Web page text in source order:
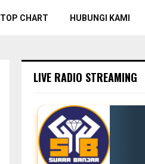
TOP CHART HUBUNGI KAMI
LIVE RADIO STREAMING